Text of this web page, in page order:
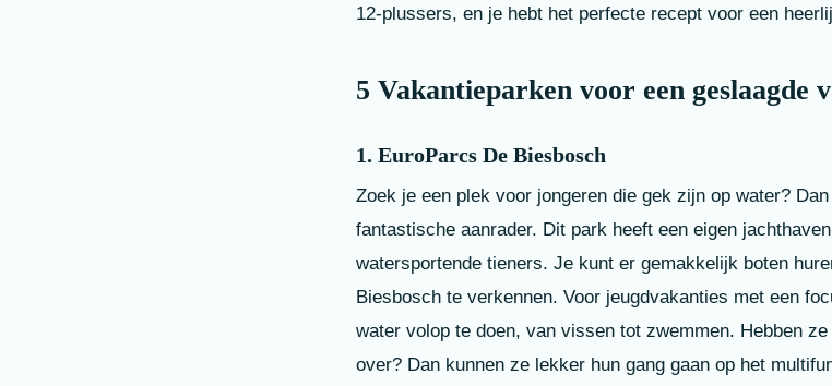
12-plussers, en je hebt het perfecte recept voor een
5 Vakantieparken voor een geslaagde
1. EuroParcs De Biesbosch
Zoek je een plek voor jongeren die gek zijn op water?
fantastische aanrader. Dit park heeft een eigen
watersportende tieners. Je kunt er gemakkelijk boten
Biesbosch te verkennen. Voor jeugdvakanties met een
water volop te doen, van vissen tot zwemmen. Hebben
over? Dan kunnen ze lekker hun gang gaan op het